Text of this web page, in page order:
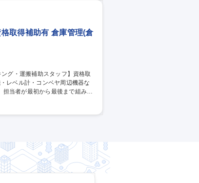
取得補助有 倉庫管理(倉
当者が最初から最後まで組み上